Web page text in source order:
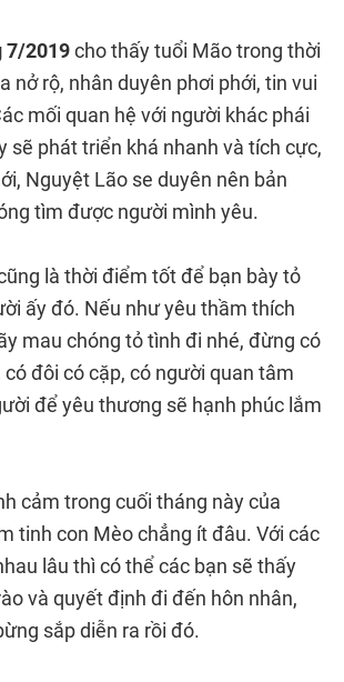
7/2019cho thấy tuổi Mão trong thời
nở rộ, nhân duyên phơi phới, tin vui
mối quan hệ với người khác phái
sẽ phát triển khá nhanh và tích cực,
Nguyệt Lão se duyên nên bản
tìm được người mình yêu.
là thời điểm tốt để bạn bày tỏ
ấy đó. Nếu như yêu thầm thích
mau chóng tỏ tình đi nhé, đừng có
đôi có cặp, có người quan tâm
để yêu thương sẽ hạnh phúc lắm
cảm trong cuối tháng này của
tinh con Mèo chẳng ít đâu. Với các
lâu thì có thể các bạn sẽ thấy
và quyết định đi đến hôn nhân,
sắp diễn ra rồi đó.